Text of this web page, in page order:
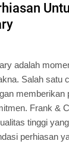
adalah
Salah satu
Frank &
tinggi
perhiasan